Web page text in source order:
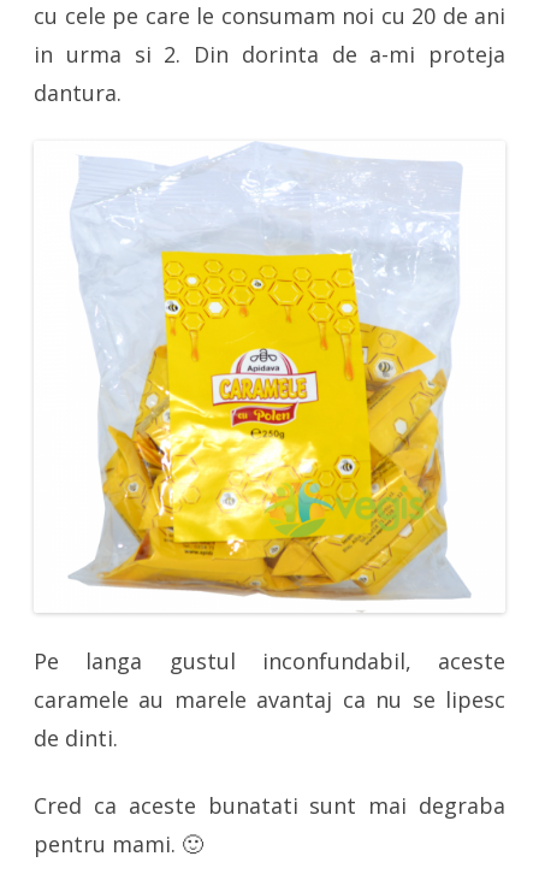
cu cele pe care le consumam noi cu 20 de ani
in urma si 2. Din dorinta de a-mi proteja
dantura.
Pe langa gustul inconfundabil, aceste
caramele au marele avantaj ca nu se lipesc
de dinti.
Cred ca aceste bunatati sunt mai degraba
pentru mami. 🙂